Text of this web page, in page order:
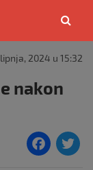
2024 u 15:32
nakon
F